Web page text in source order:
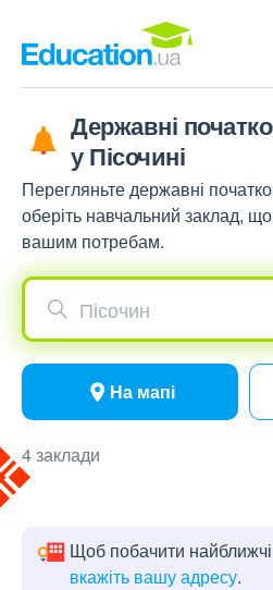
Державні
у Пісочині
Перегляньте державні
оберіть навчальний заклад,
вашим потребам.
Пісочин
На мапі
4 заклади
Щоб побачити
вкажіть вашу адресу.